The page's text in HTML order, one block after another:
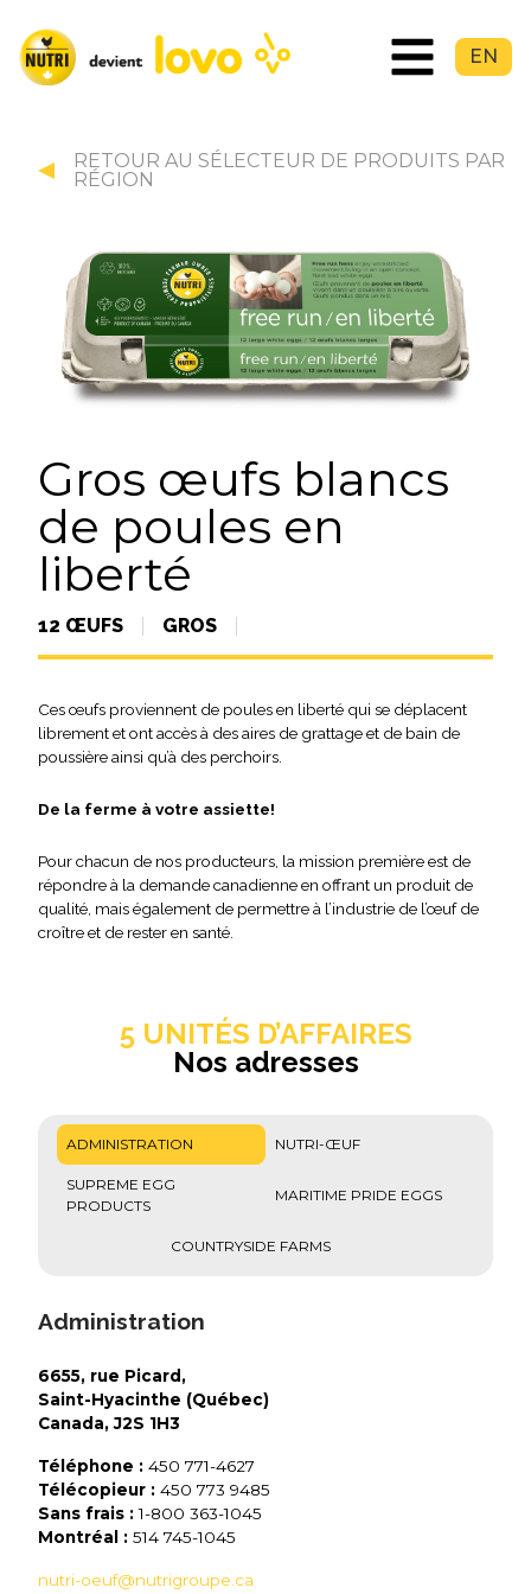
EN
RETOUR AU SÉLECTEUR DE PRODUITS PAR
RÉGION
Gros œufs blancs
de poules en
liberté
12 ŒUFS GROS
Ces œufs proviennent de poules en liberté qui se déplacent
librement et ont accès à des aires de grattage et de bain de
poussière ainsi qu’à des perchoirs.
De la ferme à votre assiette!
Pour chacun de nos producteurs, la mission première est de
répondre à la demande canadienne en offrant un produit de
qualité, mais également de permettre à l’industrie de l’œuf de
croître et de rester en santé.
5 UNITÉS D’AFFAIRES
Nos adresses
ADMINISTRATION NUTRI-ŒUF
SUPREME EGG
PRODUCTS
MARITIME PRIDE EGGS
COUNTRYSIDE FARMS
Administration
6655, rue Picard,
Saint-Hyacinthe (Québec)
Canada, J2S 1H3
Téléphone : 450 771-4627
Télécopieur : 450 773 9485
Sans frais :1-800 363-1045
Montréal : 514 745-1045
nutri-oeuf@nutrigroupe.ca